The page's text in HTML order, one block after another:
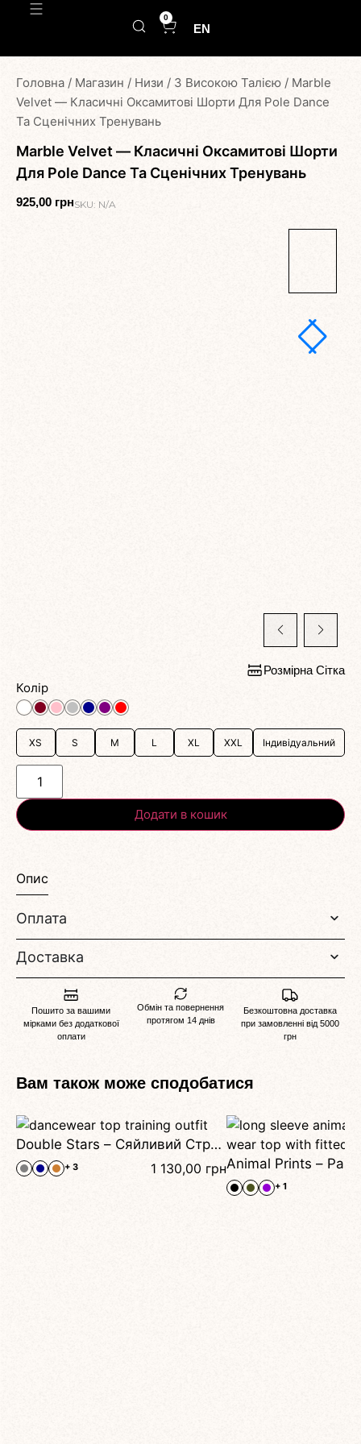
0
EN
Головна / Магазин / Низи / З Високою Талією / Marble
Velvet — Класичні Оксамитові Шорти Для Pole Dance
Та Сценічних Тренувань
Marble Velvet — Класичні Оксамитові Шорти
Для Pole Dance Та Сценічних Тренувань
925,00 грнSKU: N/A
Розмірна Сітка
Колір
XS S M L XL XXL Індивідуальний
Додати в кошик
Опис
Оплата
Доставка
Пошито за вашими
мірками без додаткової
оплати
Обмін та повернення
протягом 14 днів
Безкоштовна доставка
при замовленні від 5000
грн
Вам також може сподобатися
Double Stars – Сяйливий Стрейч-Топ Для Танців Із Подвійними Бретелями Та Знімними Чашками Для Сценічного Блиску Та Комфорту
+ 3 1 130,00 грн
+ 1